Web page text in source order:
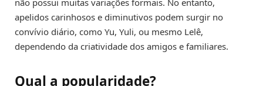
apelidos carinhosos e diminutivos podem surgir no
convívio diário, como Yu, Yuli, ou mesmo Lelê,
dependendo da criatividade dos amigos e familiares.
Qual a popularidade?